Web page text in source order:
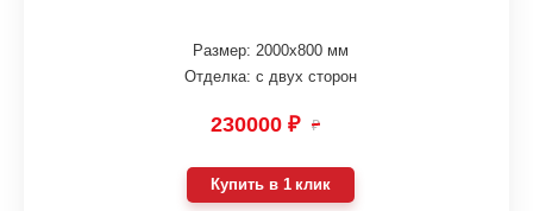
Размер: 2000х800 мм
Отделка: с двух сторон
230000 ₽ ₽
Купить в 1 клик